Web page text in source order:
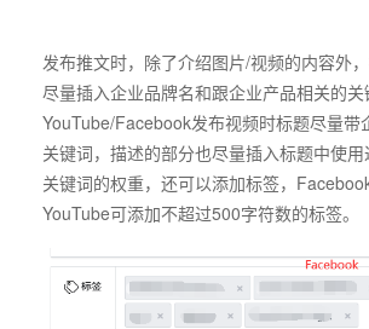
发布推文时，除了介绍图片/视频的内容外
尽量插入企业品牌名和跟企业产品相关的关
YouTube/Facebook发布视频时标题尽量带
关键词，描述的部分也尽量插入标题中使
关键词的权重，还可以添加标签，
YouTube可添加不超过500字符数的标签。